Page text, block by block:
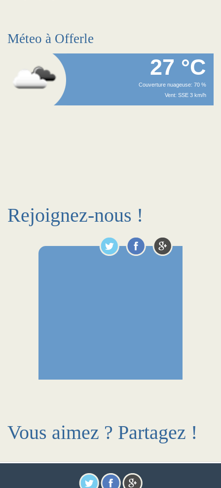
Méteo à Offerle
27 °C
Couverture nuageuse: 70 %
Vent: SSE 3 km/h
Rejoignez-nous !
Vous aimez ? Partagez !